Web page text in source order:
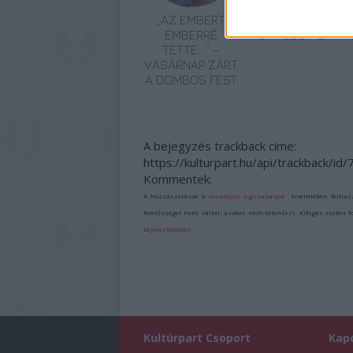
„AZ EMBERT
EMBERRÉ
TETTE…” –
VASÁRNAP ZÁRT
A DOMBOS FEST
ONIFESZT-EN
A bejegyzés trackback címe:
https://kulturpart.hu/api/trackback/id/
Kommentek:
A hozzászólások avonatkozó jogszabályok értelmében
felelősséget nem vállal, azokat nem ellenőrzi. Kifogás esetén
tájékoztatóban
Kultúrpart Csoport